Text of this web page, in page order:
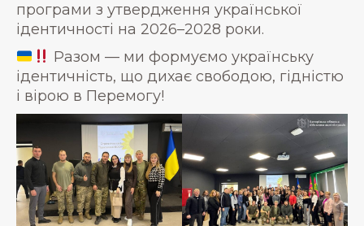
програми з утвердження української
ідентичності на 2026–2028 роки.
Разом — ми формуємо українську
ідентичність, що дихає свободою, гідністю
і вірою в Перемогу!